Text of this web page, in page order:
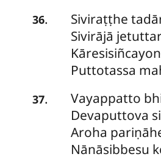
36.
Siviraṭṭhe
Sivirājā
Puttotassa
37.
Vayappatto
Devaputtova
Aroha
Nānāsibbesu